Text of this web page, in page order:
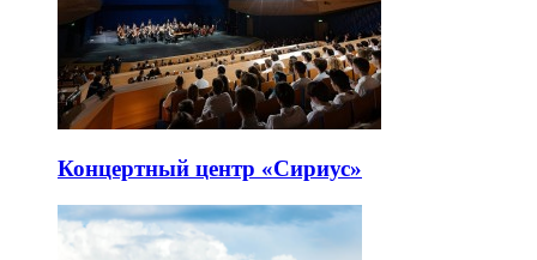
Концертный центр «Сириус»